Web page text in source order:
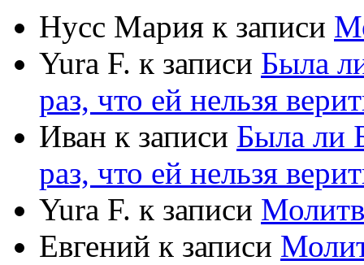
Нусс Мария к записи
Yura F. к записи Была
раз, что ей нельзя
Иван к записи Была ли
раз, что ей нельзя
Yura F. к записи
Евгений к записи